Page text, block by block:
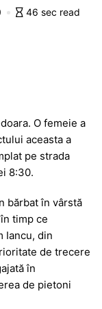
46 sec read
O femeie a
aceasta a
pe strada
8:30.
bărbat în vârstă
timp ce
Iancu, din
de trecere
în
de pietoni